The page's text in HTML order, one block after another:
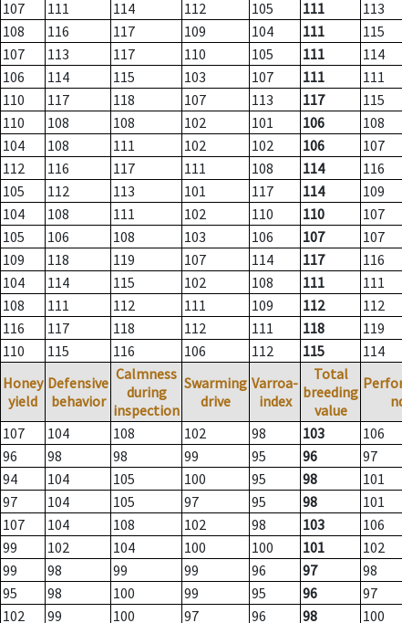
107 111 114 112 105 111
113
108 116 117 109 104 111
115
107 113 117 110 105 111
114
106 114 115 103 107 111
111
110 117 118 107 113 117
115
110 108 108 102 101 106
108
104 108 111 102 102 106
107
112 116 117 111 108 114
116
105 112 113 101 117 114
109
104 108 111 102 110 110
107
105 106 108 103 106 107
107
109 118 119 107 114 117
116
104 114 115 102 108 111
111
108 111 112 111 109 112
112
116 117 118 112 111 118
119
110 115 116 106 112 115 114
Honey
yield
Defensive
behavior
Calmness
during
inspection
Swarming
drive
Varroa-
index
Total
breeding
value
107 104 108 102 98 103
106
96 98 98 99 95 96
97
94 104 105 100 95 98
101
97 104 105 97 95 98
101
107 104 108 102 98 103
106
99 102 104 100 100 101
102
99 98 99 99 96 97
98
95 98 100 99 95 96
97
102 99 100 97 96 98 100